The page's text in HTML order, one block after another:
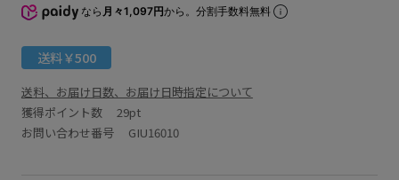
なら 月々1,097円から。分割手数料無料
送料￥500
送料、お届け日数、お届け日時指定について
獲得ポイント数 29pt
お問い合わせ番号 GIU16010